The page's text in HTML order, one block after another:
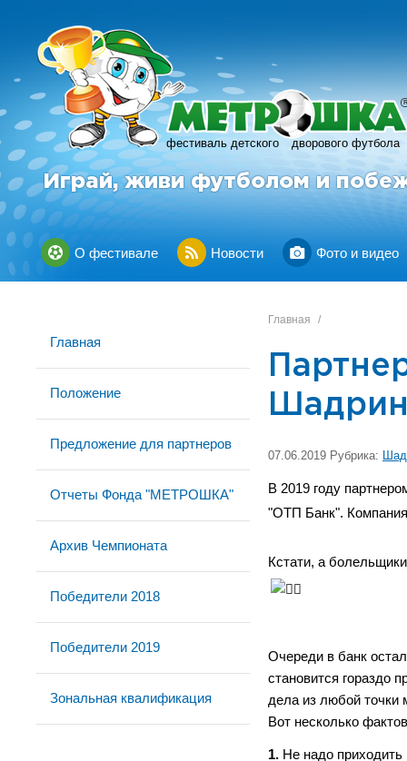
фестиваль детского дворового футбола
R
Играй, живи футболом и
О фестивале Новости Фото и видео
Главная
Положение
Предложение для партнеров
Отчеты Фонда "МЕТРОШКА"
Архив Чемпионата
Победители 2018
Победители 2019
Зональная квалификация
Главная /
07.06.2019 Рубрика:
В 2019 году
"ОТП Банк".
Кстати, а
Очереди в банк
становится гораздо
дела из любой точки
Вот несколько
1. Не надо